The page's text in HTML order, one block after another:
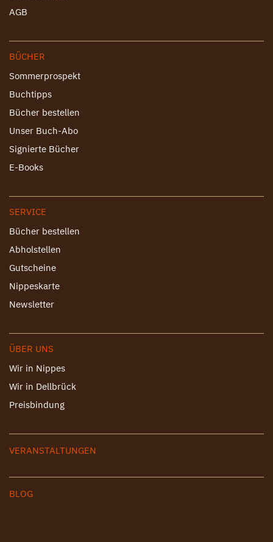
AGB
BÜCHER
Sommerprospekt
Buchtipps
Bücher bestellen
Unser Buch-Abo
Signierte Bücher
E-Books
SERVICE
Bücher bestellen
Abholstellen
Gutscheine
Nippeskarte
Newsletter
ÜBER UNS
Wir in Nippes
Wir in Dellbrück
Preisbindung
VERANSTALTUNGEN
BLOG